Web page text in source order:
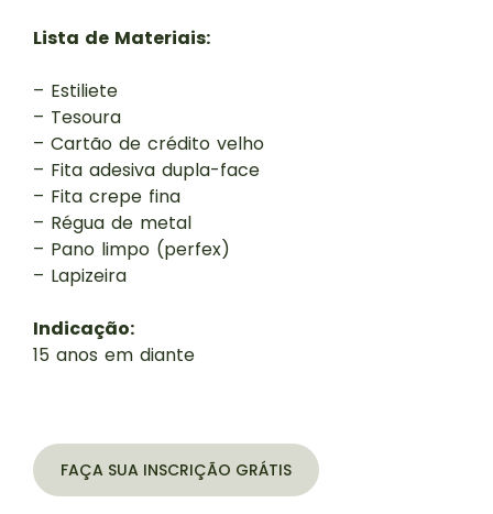
Lista de Materiais:
– Estiliete
– Tesoura
– Cartão de crédito velho
– Fita adesiva dupla-face
– Fita crepe fina
– Régua de metal
– Pano limpo (perfex)
– Lapizeira
Indicação:
15 anos em diante
FAÇA SUA INSCRIÇÃO GRÁTIS